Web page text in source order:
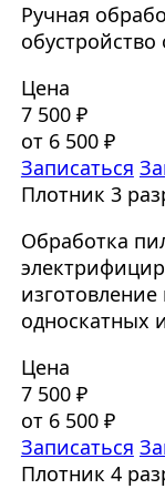
Ручная
обустройство
Цена
7 500 ₽
от 6 500 ₽
Записаться
Плотник 3
Обработка
Цена
7 500 ₽
от 6 500 ₽
Записаться
Плотник 4